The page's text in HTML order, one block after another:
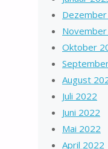
Oktober
August
Juli 2022
Juni 2022
Mai 2022
April 2022